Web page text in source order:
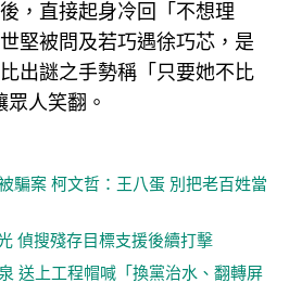
，直接起身冷回「不想理
堅被問及若巧遇徐巧芯，是
出謎之手勢稱「只要她不比
人笑翻。
騙案 柯文哲：王八蛋 別把老百姓當
偵搜殘存目標支援後續打擊
送上工程帽喊「換黨治水、翻轉屏